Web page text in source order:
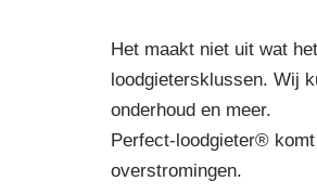
Het maakt niet uit wat
loodgietersklussen. Wij
onderhoud en meer.
Perfect-loodgieter®
overstromingen.